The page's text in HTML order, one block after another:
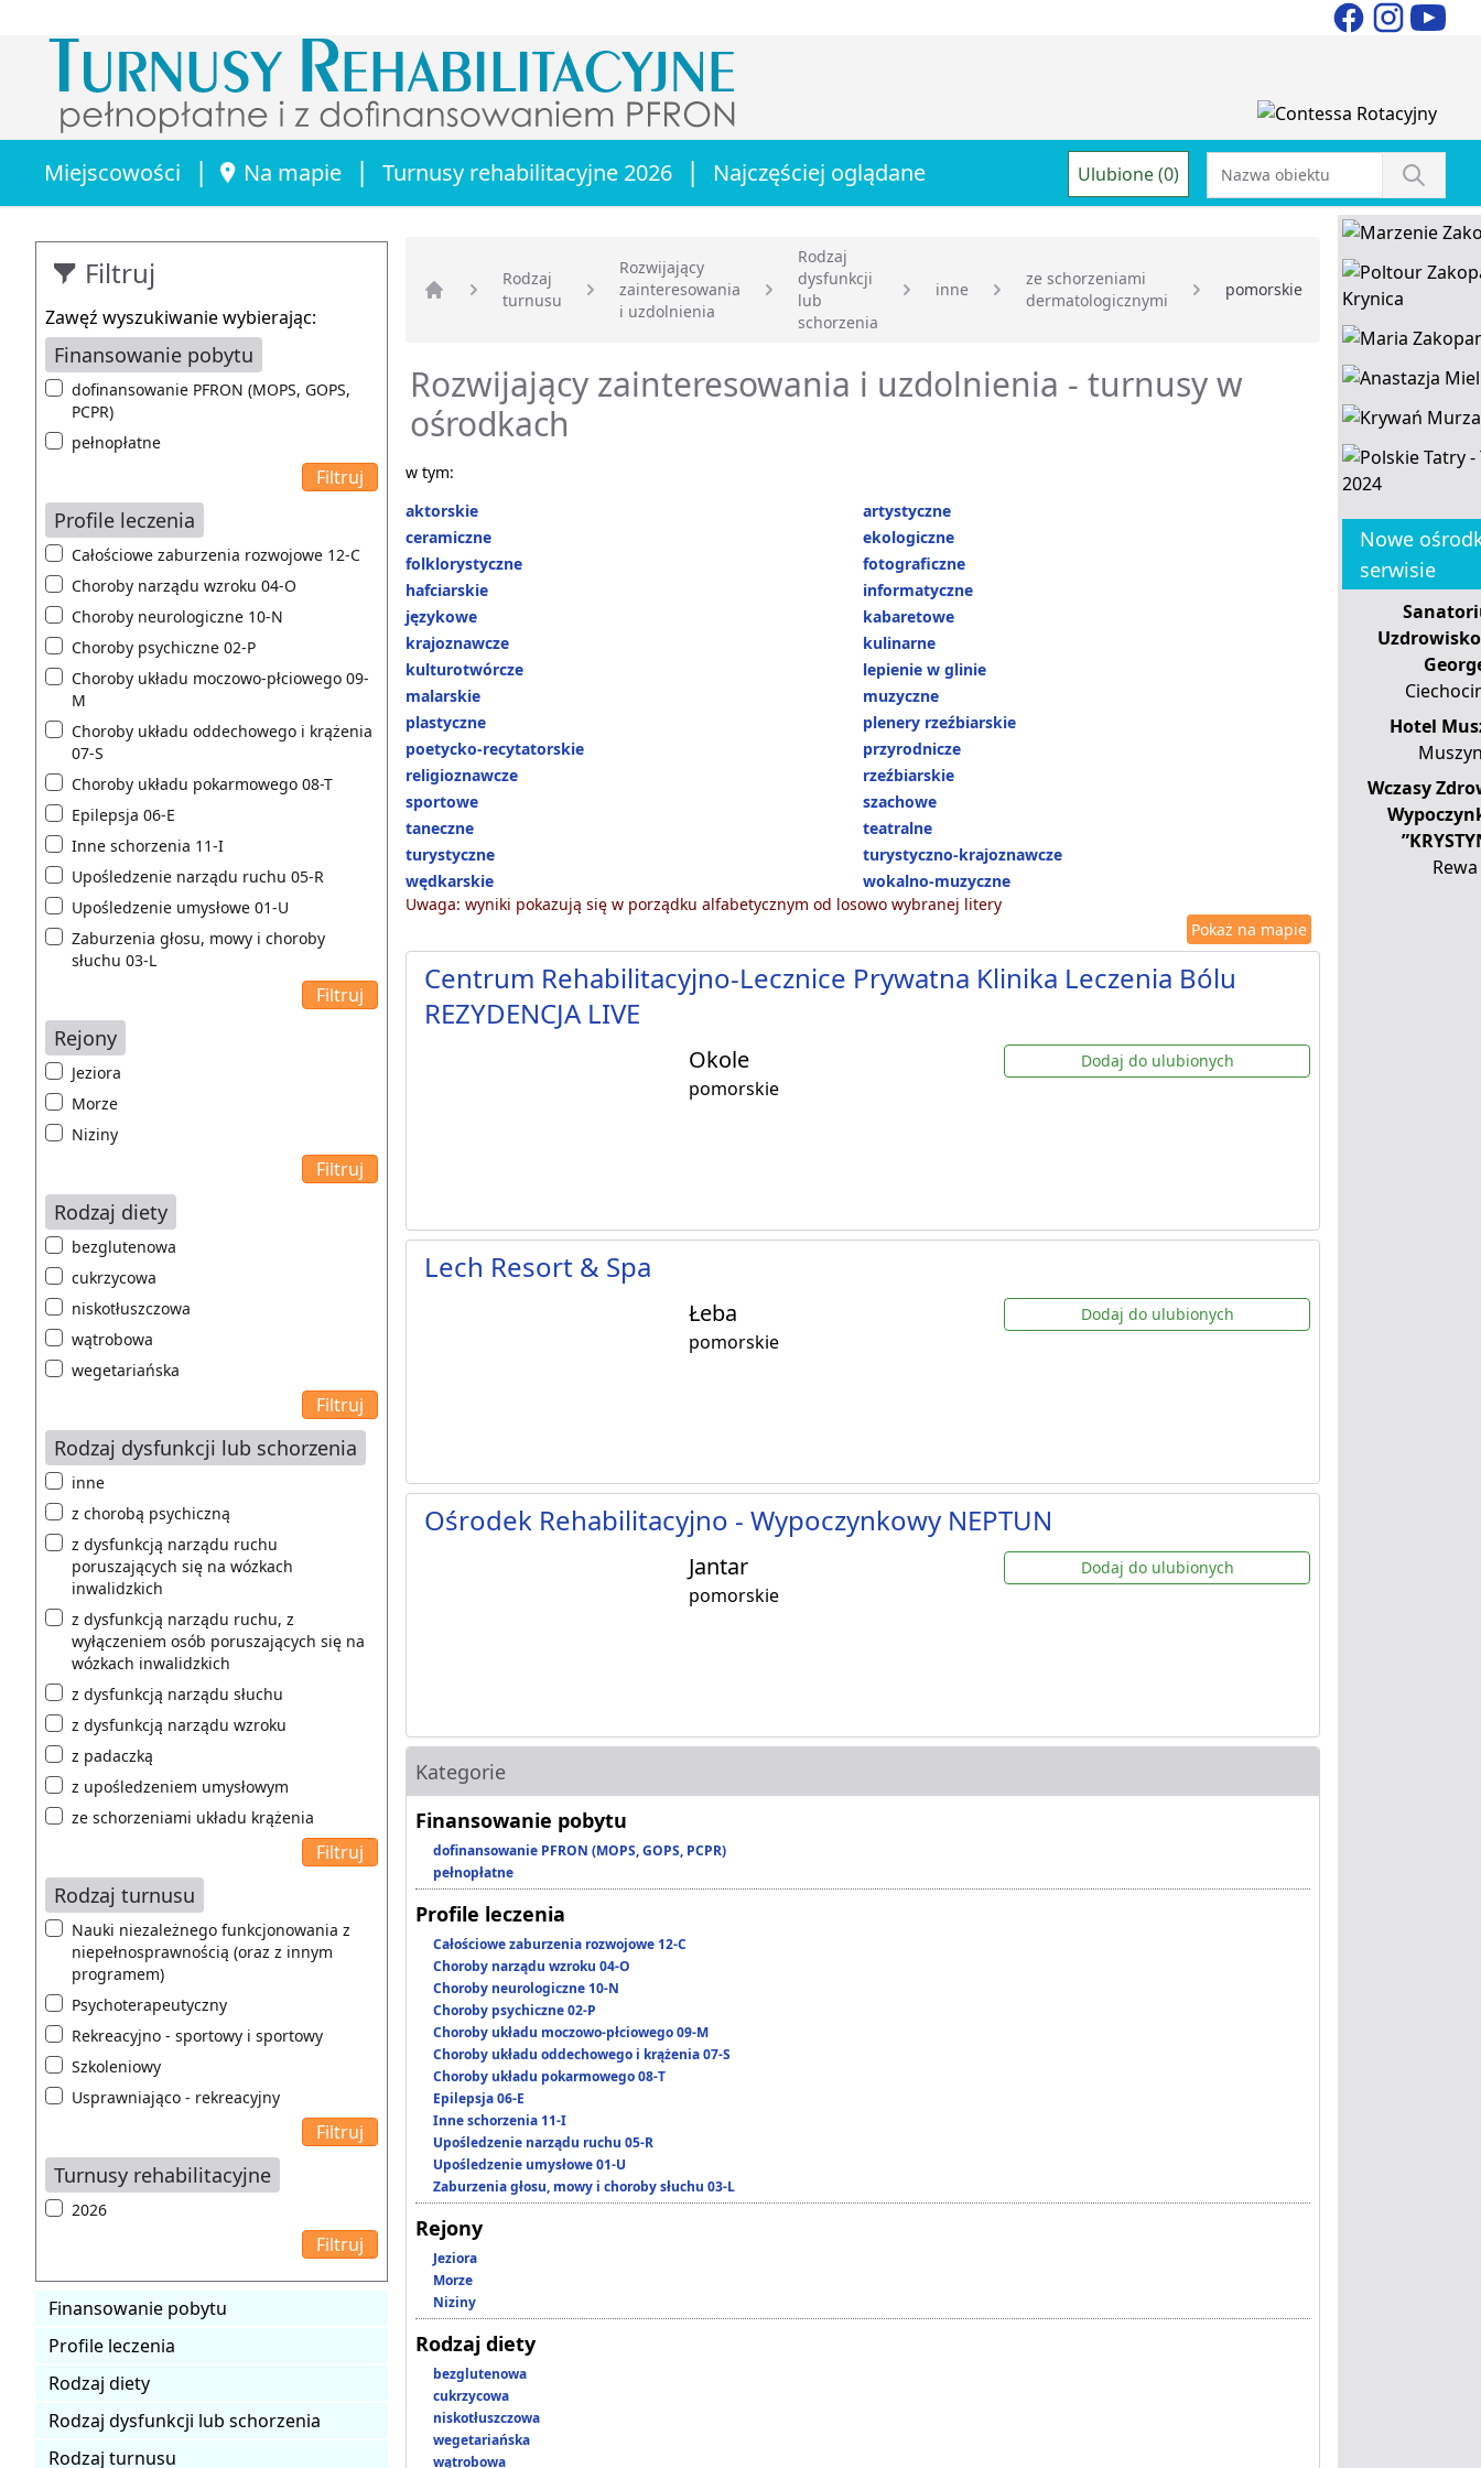
Miejscowości | Na mapie | Turnusy rehabilitacyjne 2026 | Najczęściej oglądane Ulubione (0)
Filtruj
Zawęź wyszukiwanie wybierając:
Finansowanie pobytu
dofinansowanie PFRON (MOPS, GOPS,
PCPR)
pełnopłatne
Profile leczenia
Całościowe zaburzenia rozwojowe 12-C
Choroby narządu wzroku 04-O
Choroby neurologiczne 10-N
Choroby psychiczne 02-P
Choroby układu moczowo-płciowego 09-
M
Choroby układu oddechowego i krążenia
07-S
Choroby układu pokarmowego 08-T
Epilepsja 06-E
Inne schorzenia 11-I
Upośledzenie narządu ruchu 05-R
Upośledzenie umysłowe 01-U
Zaburzenia głosu, mowy i choroby
słuchu 03-L
Rejony
Jeziora
Morze
Niziny
Rodzaj diety
bezglutenowa
cukrzycowa
niskotłuszczowa
wątrobowa
wegetariańska
Rodzaj dysfunkcji lub schorzenia
inne
z chorobą psychiczną
z dysfunkcją narządu ruchu
poruszających się na wózkach
inwalidzkich
z dysfunkcją narządu ruchu, z
wyłączeniem osób poruszających się na
wózkach inwalidzkich
z dysfunkcją narządu słuchu
z dysfunkcją narządu wzroku
z padaczką
z upośledzeniem umysłowym
ze schorzeniami układu krążenia
Rodzaj turnusu
Nauki niezależnego funkcjonowania z
niepełnosprawnością (oraz z innym
programem)
Psychoterapeutyczny
Rekreacyjno - sportowy i sportowy
Szkoleniowy
Usprawniająco - rekreacyjny
Turnusy rehabilitacyjne
2026
Finansowanie pobytu
Profile leczenia
Rodzaj diety
Rodzaj dysfunkcji lub schorzenia
Rodzaj turnusu
Strona główna
Rodzaj
turnusu
Rozwijający
zainteresowania
i uzdolnienia
Rodzaj
dysfunkcji
lub
schorzenia
inne
ze schorzeniami
dermatologicznymi
pomorskie
Rozwijający zainteresowania i uzdolnienia - turnusy w
ośrodkach
w tym:
aktorskie
artystyczne
ceramiczne
ekologiczne
folklorystyczne
fotograficzne
hafciarskie
informatyczne
językowe
kabaretowe
krajoznawcze
kulinarne
kulturotwórcze
lepienie w glinie
malarskie
muzyczne
plastyczne
plenery rzeźbiarskie
poetycko-recytatorskie
przyrodnicze
religioznawcze
rzeźbiarskie
sportowe
szachowe
taneczne
teatralne
turystyczne
turystyczno-krajoznawcze
wędkarskie
wokalno-muzyczne
Uwaga: wyniki pokazują się w porządku alfabetycznym od losowo wybranej litery
Pokaż na mapie
Centrum Rehabilitacyjno-Lecznice Prywatna Klinika Leczenia Bólu
REZYDENCJA LIVE
Okole
pomorskie
Dodaj do ulubionych
Lech Resort & Spa
Łeba
pomorskie
Dodaj do ulubionych
Ośrodek Rehabilitacyjno - Wypoczynkowy NEPTUN
Jantar
pomorskie
Dodaj do ulubionych
Kategorie
Finansowanie pobytu
dofinansowanie PFRON (MOPS, GOPS, PCPR)
pełnopłatne
Profile leczenia
Całościowe zaburzenia rozwojowe 12-C
Choroby narządu wzroku 04-O
Choroby neurologiczne 10-N
Choroby psychiczne 02-P
Choroby układu moczowo-płciowego 09-M
Choroby układu oddechowego i krążenia 07-S
Choroby układu pokarmowego 08-T
Epilepsja 06-E
Inne schorzenia 11-I
Upośledzenie narządu ruchu 05-R
Upośledzenie umysłowe 01-U
Zaburzenia głosu, mowy i choroby słuchu 03-L
Rejony
Jeziora
Morze
Niziny
Rodzaj diety
bezglutenowa
cukrzycowa
niskotłuszczowa
wegetariańska
wątrobowa
Nowe
serwisie
Hotel
Wczasy
Rewa